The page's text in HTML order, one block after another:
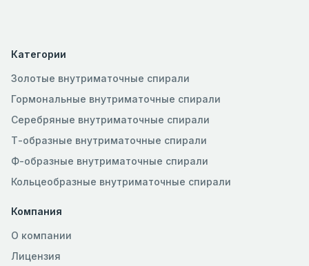
Категории
Золотые внутриматочные спирали
Гормональные внутриматочные спирали
Серебряные внутриматочные спирали
Т-образные внутриматочные спирали
Ф-образные внутриматочные спирали
Кольцеобразные внутриматочные спирали
Компания
О компании
Лицензия